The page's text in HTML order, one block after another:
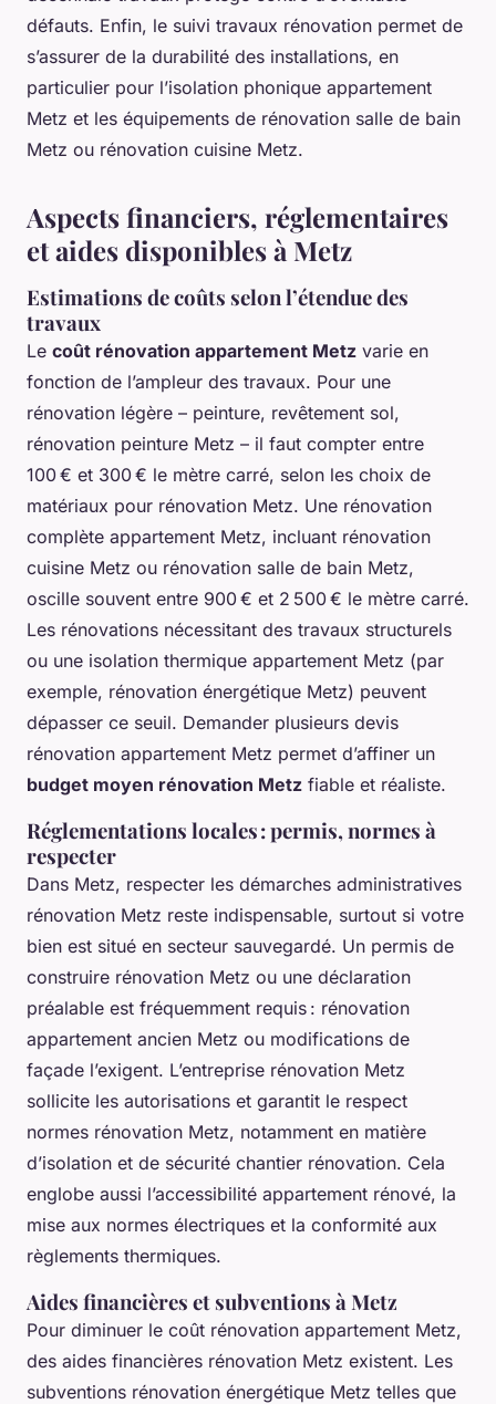
défauts. Enfin, le suivi travaux rénovation permet de
s’assurer de la durabilité des installations, en
particulier pour l’isolation phonique appartement
Metz et les équipements de rénovation salle de bain
Metz ou rénovation cuisine Metz.
Aspects financiers, réglementaires
et aides disponibles à Metz
Estimations de coûts selon l’étendue des
travaux
Le coût rénovation appartement Metz varie en
fonction de l’ampleur des travaux. Pour une
rénovation légère – peinture, revêtement sol,
rénovation peinture Metz – il faut compter entre
100 € et 300 € le mètre carré, selon les choix de
matériaux pour rénovation Metz. Une rénovation
complète appartement Metz, incluant rénovation
cuisine Metz ou rénovation salle de bain Metz,
oscille souvent entre 900 € et 2 500 € le mètre carré.
Les rénovations nécessitant des travaux structurels
ou une isolation thermique appartement Metz (par
exemple, rénovation énergétique Metz) peuvent
dépasser ce seuil. Demander plusieurs devis
rénovation appartement Metz permet d’affiner un
budget moyen rénovation Metz fiable et réaliste.
Réglementations locales : permis, normes à
respecter
Dans Metz, respecter les démarches administratives
rénovation Metz reste indispensable, surtout si votre
bien est situé en secteur sauvegardé. Un permis de
construire rénovation Metz ou une déclaration
préalable est fréquemment requis : rénovation
appartement ancien Metz ou modifications de
façade l’exigent. L’entreprise rénovation Metz
sollicite les autorisations et garantit le respect
normes rénovation Metz, notamment en matière
d’isolation et de sécurité chantier rénovation. Cela
englobe aussi l’accessibilité appartement rénové, la
mise aux normes électriques et la conformité aux
règlements thermiques.
Aides financières et subventions à Metz
Pour diminuer le coût rénovation appartement Metz,
des aides financières rénovation Metz existent. Les
subventions rénovation énergétique Metz telles que